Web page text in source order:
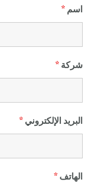
اسم*
شركة*
البريد الإلكتروني*
الهاتف*